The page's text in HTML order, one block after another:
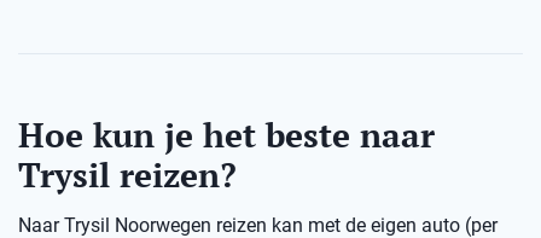
Hoe kun je het beste naar
Trysil reizen?
Naar Trysil Noorwegen reizen kan met de eigen auto (per